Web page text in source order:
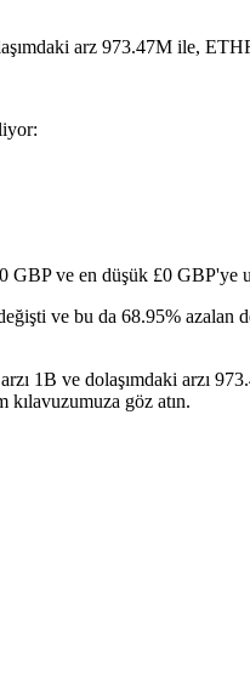
arz 973.47M ile,
GBP ve en düşük £0 GBP'ye
ve bu da 68.95% azalan
1B ve dolaşımdaki arzı
göz atın.